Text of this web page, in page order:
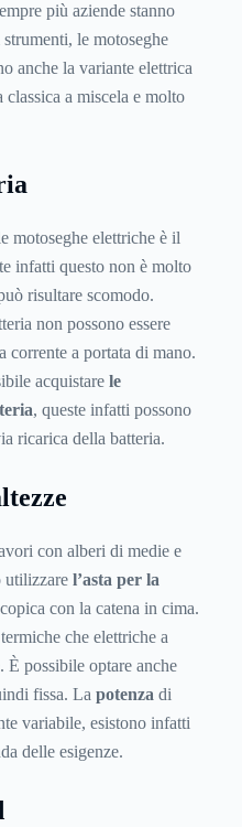
più aziende stanno
le motoseghe
anche la variante elettrica
a miscela e molto
motoseghe elettriche è il
infatti questo non è molto
risultare scomodo.
non possono essere
corrente a portata di mano.
acquistare le
, queste infatti possono
ricarica della batteria.
con alberi di medie e
utilizzare l’asta per la
con la catena in cima.
che elettriche a
È possibile optare anche
fissa. La potenza di
variabile, esistono infatti
delle esigenze.